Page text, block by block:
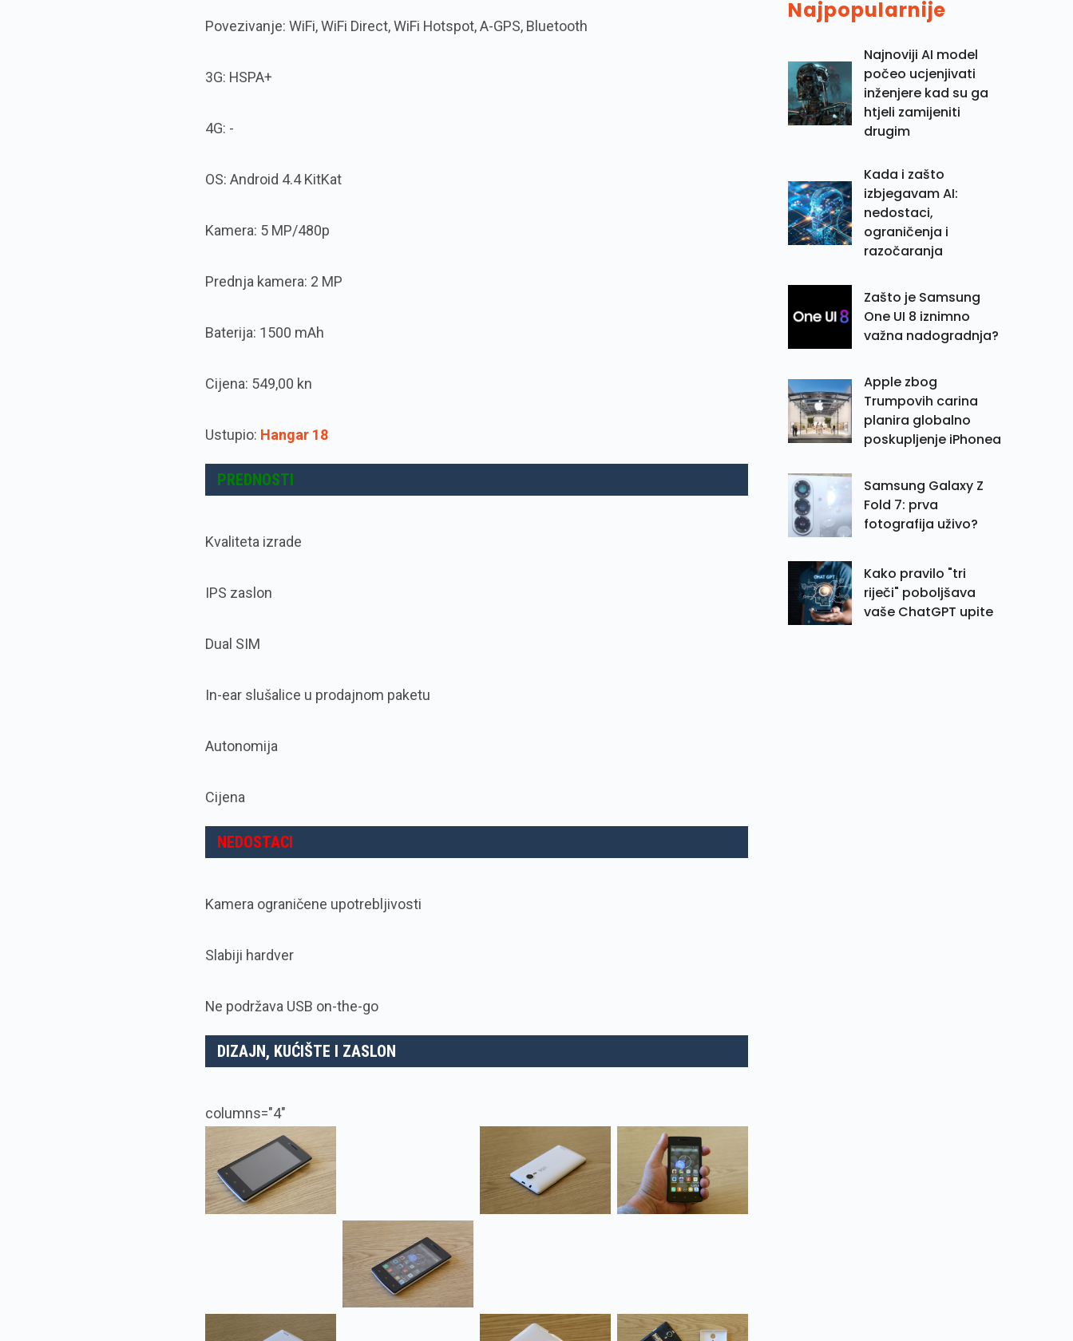
Povezivanje: WiFi, WiFi Direct, WiFi Hotspot, A-GPS, Bluetooth
3G: HSPA+
4G: -
OS: Android 4.4 KitKat
Kamera: 5 MP/480p
Prednja kamera: 2 MP
Baterija: 1500 mAh
Cijena: 549,00 kn
Ustupio: Hangar 18
PREDNOSTI
Kvaliteta izrade
IPS zaslon
Dual SIM
In-ear slušalice u prodajnom paketu
Autonomija
Cijena
NEDOSTACI
Kamera ograničene upotrebljivosti
Slabiji hardver
Ne podržava USB on-the-go
DIZAJN, KUĆIŠTE I ZASLON
columns="4"
Najpopularnije
Najnoviji AI model
počeo ucjenjivati
inženjere kad su ga
htjeli zamijeniti
drugim
Kada i zašto
izbjegavam AI:
nedostaci,
ograničenja i
razočaranja
Zašto je Samsung
One UI 8 iznimno
važna nadogradnja?
Apple zbog
Trumpovih carina
planira globalno
poskupljenje iPhonea
Samsung Galaxy Z
Fold 7: prva
fotografija uživo?
Kako pravilo "tri
riječi" poboljšava
vaše ChatGPT upite